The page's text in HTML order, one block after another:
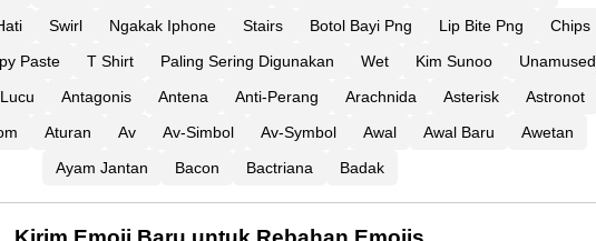
Swirl Ngakak Iphone Stairs Botol Bayi Png Lip Bite Png
Chips
Paste T Shirt Paling Sering Digunakan Wet Kim Sunoo
Unamused
Antagonis Antena Anti-Perang Arachnida Asterisk
Astronot
Aturan Av Av-Simbol Av-Symbol Awal Awal Baru
Awetan
Ayam Jantan
Bacon Bactriana Badak